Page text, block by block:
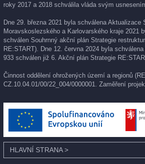
roky 2017 a 2018 schválila vláda svým
Dne 29. března 2021 byla schválena
Moravskoslezského a Karlovarského kraje 2021
schválen Souhrnný akční plán Strategie
RE:START). Dne 12. června 2024 byla
933 schválen již 6. Akční plán Strategie
Činnost oddělení ohrožených území a regionů
CZ.10.04.01/00/22_004/0000001. Zaměření
HLAVNÍ STRANA>